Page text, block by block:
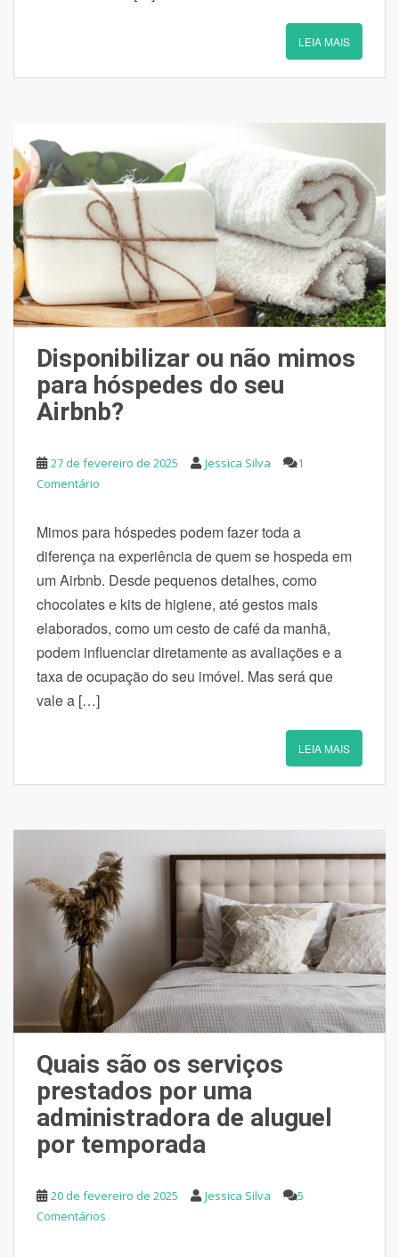
LEIA MAIS
Disponibilizar ou não mimos
para hóspedes do seu
Airbnb?
27 de fevereiro de 2025 Jessica Silva
1
Comentário
Mimos para hóspedes podem fazer toda a
diferença na experiência de quem se hospeda em
um Airbnb. Desde pequenos detalhes, como
chocolates e kits de higiene, até gestos mais
elaborados, como um cesto de café da manhã,
podem influenciar diretamente as avaliações e a
taxa de ocupação do seu imóvel. Mas será que
vale a […]
LEIA MAIS
Quais são os serviços
prestados por uma
administradora de aluguel
por temporada
20 de fevereiro de 2025 Jessica Silva
5
Comentários